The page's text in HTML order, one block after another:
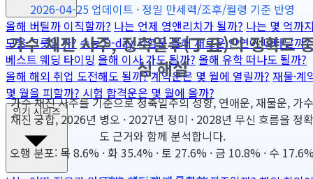
올해 버틸까 이직할까? 나는 언제 영앤리치가 될까? 나는 몇 억까
모을 그릇일까? 수능 D-day 시험운 올해 새로운 인연이 나타날까?
베스트 웨딩 타이밍 올해 이사 가도 될까? 올해 유학 떠나도 될까?
올해 해외 취업 도전해도 될까?계약운은 몇 월에 열릴까? 재물·계
몇 월을 피할까? 시험 합격운은 몇 월에 올까?
인기 시리즈
2026-04-25 업데이트 · 정밀 만세력/조후/월령 기준 반영
가수 채진 사주, 정축일주(丁丑)의 정확도
심 해설
가수 채진 사주를 기준으로 정축일주의 성향, 연애운, 재물운, 가수
채진 궁합, 2026년 병오 · 2027년 정미 · 2028년 무신 흐름을 정확
도 근거와 함께 분석합니다.
오행 분포: 목 8.6% · 화 35.4% · 토 27.6% · 금 10.8% · 수